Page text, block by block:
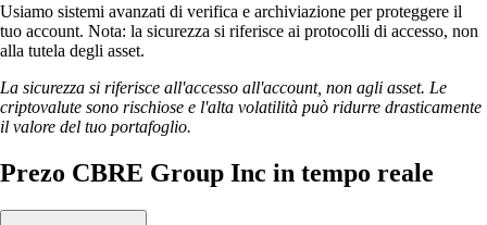
Usiamo sistemi avanzati di verifica e archiviazione per proteggere il
tuo account. Nota: la sicurezza si riferisce ai protocolli di accesso, non
alla tutela degli asset.
La sicurezza si riferisce all'accesso all'account, non agli asset. Le
criptovalute sono rischiose e l'alta volatilità può ridurre drasticamente
il valore del tuo portafoglio.
Prezo CBRE Group Inc in tempo reale